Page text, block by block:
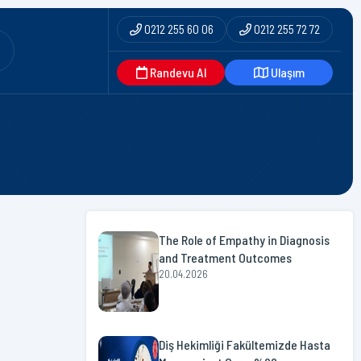
0212 255 60 06 0212 255 72 72
Randevu Al Ulaşım
The Role of Empathy in Diagnosis
and Treatment Outcomes
20.04.2026
Diş Hekimliği Fakültemizde Hasta